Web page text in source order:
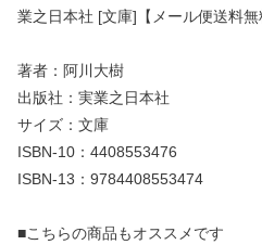
業之日本社 [文庫]【メール便送料無
著者：阿川大樹
出版社：実業之日本社
サイズ：文庫
ISBN-10：4408553476
ISBN-13：9784408553474
■こちらの商品もオススメです